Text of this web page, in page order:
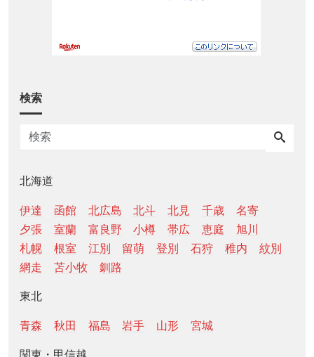
検索
北海道
伊達 函館 北広島 北斗 北見 千歳
名寄
夕張
室蘭 富良野 小樽 帯広 恵庭
旭川
札幌
根室 江別 留萌 登別 石狩 稚内
紋別
網走
苫小牧 釧路
東北
青森 秋田 福島 岩手 山形 宮城